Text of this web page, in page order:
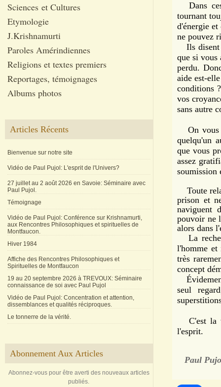
Sciences et Cultures
Etymologie
J.Krishnamurti
Paroles Amérindiennes
Religions et textes premiers
Reportages, témoignages
Albums photos
Articles Récents
Bienvenue sur notre site
Vidéo de Paul Pujol: L'esprit de l'Univers?
27 juillet au 2 août 2026 en Savoie: Séminaire avec
Paul Pujol.
Témoignage
Vidéo de Paul Pujol: Conférence sur Krishnamurti,
aux Rencontres Philosophiques et spirituelles de
Montfaucon.
Hiver 1984
Affiche des Rencontres Philosophiques et
Spirituelles de Montfaucon
19 au 20 septembre 2026 à TREVOUX: Séminaire
connaissance de soi avec Paul Pujol
Vidéo de Paul Pujol: Concentration et attention,
dissemblances et qualités réciproques.
Le tonnerre de la vérité.
Abonnement Aux Articles
Abonnez-vous pour être averti des nouveaux articles
publiés.
Dans
tournant
d'énergie
ne pouvez
Ils disent
que si vous
perdu.
aide est-
conditions
vos
sans autre
On vous
quelqu'un
que vous
assez
soumission
Toute
prison et
naviguent
pouvoir ne
alors dans
La
l'homme et
très
concept
seul
C'est la
l'esprit.
Paul